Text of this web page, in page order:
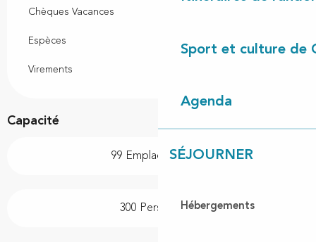
Sport et culture de
Agenda
SÉJOURNER
Hébergements
Chèques Vacances
Espèces
Virements
Capacité
99 Emplacement(s)
300 Personne(s)